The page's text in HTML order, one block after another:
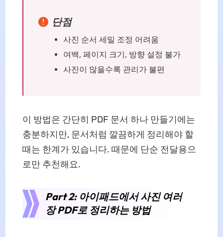
단점
사진 순서 세밀 조정 어려움
여백, 페이지 크기, 방향 설정 불가
사진이 많을수록 관리가 불편
이 방법은 간단히 PDF 문서 하나 만들기에는
충분하지만, 문서처럼 깔끔하게 정리해야 할
때는 한계가 있습니다. 때문에 단순 전달용으
로만 추천해요.
Part 2: 아이패드에서 사진 여러
장 PDF로 정리하는 방법